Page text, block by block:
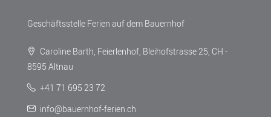
Geschäftsstelle Ferien auf dem Bauernhof
Caroline Barth, Feierlenhof, Bleihofstrasse 25, CH -
8595 Altnau
+41 71 695 23 72
info@bauernhof-ferien.ch